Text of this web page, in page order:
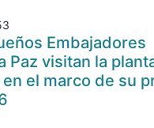
Embajadores
Paz visitan la
en el marco de su